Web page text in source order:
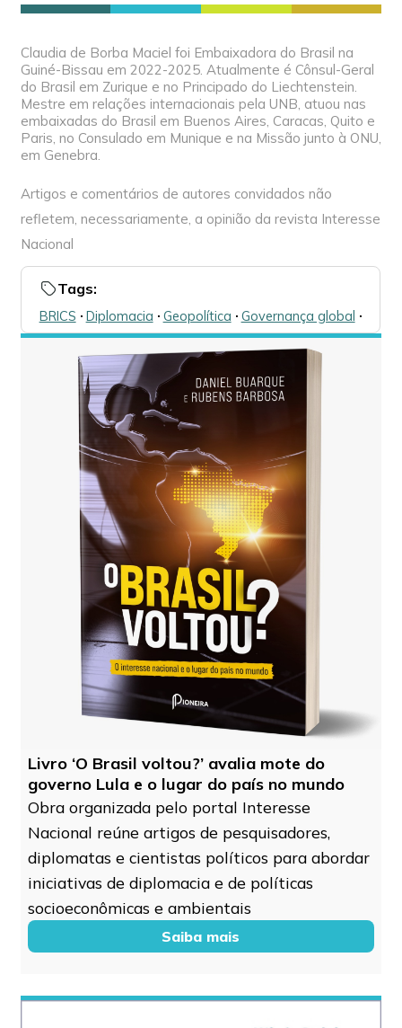
Claudia de Borba Maciel foi Embaixadora do Brasil na
Guiné-Bissau em 2022-2025. Atualmente é Cônsul-Geral
do Brasil em Zurique e no Principado do Liechtenstein.
Mestre em relações internacionais pela UNB, atuou nas
embaixadas do Brasil em Buenos Aires, Caracas, Quito e
Paris, no Consulado em Munique e na Missão junto à ONU,
em Genebra.
Artigos e comentários de autores convidados não
refletem, necessariamente, a opinião da revista Interesse
Nacional
Tags:
BRICS 🞌 Diplomacia 🞌 Geopolítica 🞌 Governança global 🞌
Livro ‘O Brasil voltou?’ avalia mote do
governo Lula e o lugar do país no mundo
Obra organizada pelo portal Interesse
Nacional reúne artigos de pesquisadores,
diplomatas e cientistas políticos para abordar
iniciativas de diplomacia e de políticas
socioeconômicas e ambientais
Saiba mais